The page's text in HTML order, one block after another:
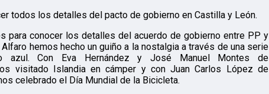
todos los detalles del pacto de gobierno en Castilla y León.
para conocer los detalles del acuerdo de gobierno entre PP y
hemos hecho un guiño a la nostalgia a través de una serie
azul. Con Eva Hernández y José Manuel Montes de
visitado Islandia en cámper y con Juan Carlos López de
celebrado el Día Mundial de la Bicicleta.